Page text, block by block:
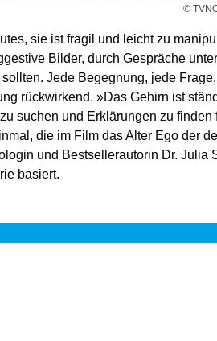
©
sie ist fragil und leicht zu
Bilder, durch Gespräche
Jede Begegnung, jede
rückwirkend. »Das Gehirn ist
suchen und Erklärungen zu finden
die im Film das Alter Ego der
und Bestsellerautorin Dr. Julia
basiert.